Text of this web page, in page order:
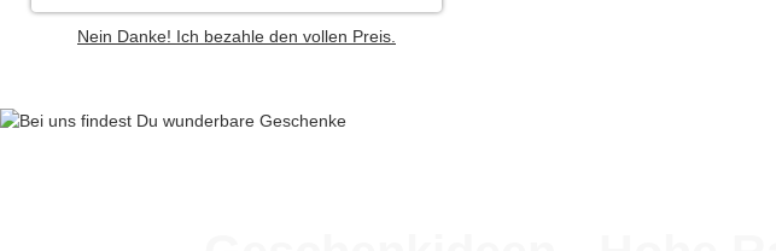
Nein Danke! Ich bezahle den vollen Preis.